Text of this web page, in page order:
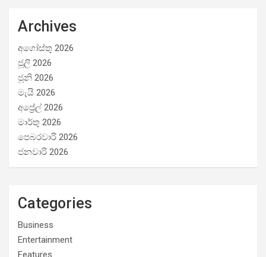
Archives
අගෝස්තු 2026
ජූලි 2026
ජූනි 2026
මැයි 2026
අප්‍රේල් 2026
මාර්තු 2026
පෙබරවාරි 2026
ජනවාරි 2026
Categories
Business
Entertainment
Features